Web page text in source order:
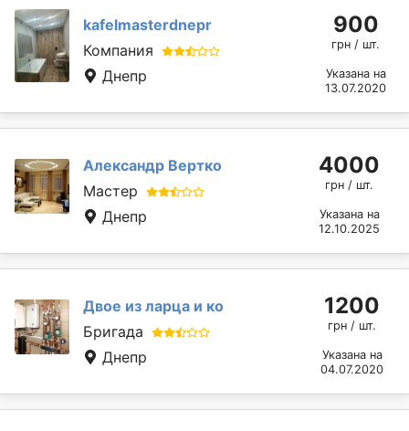
kafelmasterdnepr
Компания
Днепр
900
грн / шт.
Указана на
13.07.2020
Александр Вертко
Мастер
Днепр
4000
грн / шт.
Указана на
12.10.2025
Двое из ларца и ко
Бригада
Днепр
1200
грн / шт.
Указана на
04.07.2020